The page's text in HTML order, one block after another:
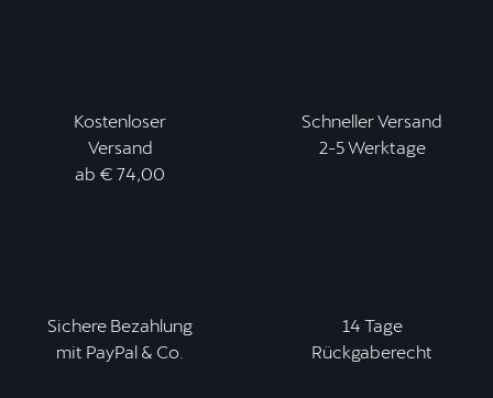
Kostenloser
Versand
ab € 74,00
Schneller Versand
2-5 Werktage
Sichere Bezahlung
mit PayPal & Co.
14 Tage
Rückgaberecht